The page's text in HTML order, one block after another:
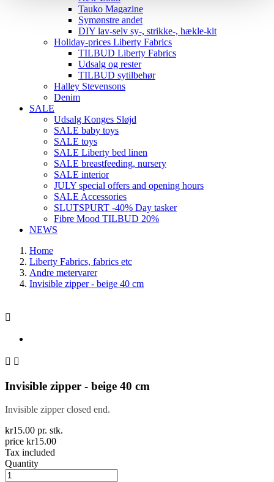
Tauko Magazine
Symønstre andet
DIY lav-selv sy-, strikke-, hækle-kit
Holiday-prices Liberty Fabrics
TILBUD Liberty Fabrics
Udsalg og rester
TILBUD sytilbehør
Halley Stevensons
Denim
SALE
Udsalg Konges Sløjd
SALE baby toys
SALE toys
SALE Liberty bed linen
SALE breastfeeding, nursery
SALE interior
JULY special offers and opening hours
SALE Accessories
SLUTSPURT -40% Day tasker
Fibre Mood TILBUD 20%
NEWS
Home
Liberty Fabrics, fabrics etc
Andre metervarer
Invisible zipper - beige 40 cm

 
Invisible zipper - beige 40 cm
Invisible zipper closed end.
kr15.00 pr. stk.
price kr15.00
Tax included
Quantity